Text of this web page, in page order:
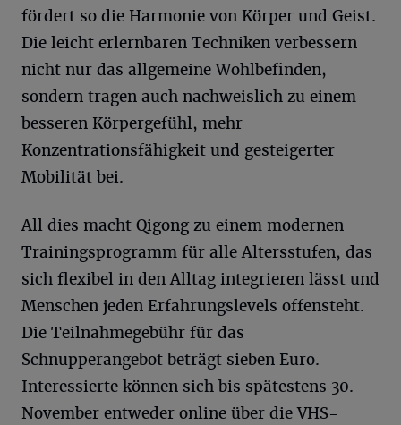
fördert so die Harmonie von Körper und Geist.
Die leicht erlernbaren Techniken verbessern
nicht nur das allgemeine Wohlbefinden,
sondern tragen auch nachweislich zu einem
besseren Körpergefühl, mehr
Konzentrationsfähigkeit und gesteigerter
Mobilität bei.
All dies macht Qigong zu einem modernen
Trainingsprogramm für alle Altersstufen, das
sich flexibel in den Alltag integrieren lässt und
Menschen jeden Erfahrungslevels offensteht.
Die Teilnahmegebühr für das
Schnupperangebot beträgt sieben Euro.
Interessierte können sich bis spätestens 30.
November entweder online über die VHS-